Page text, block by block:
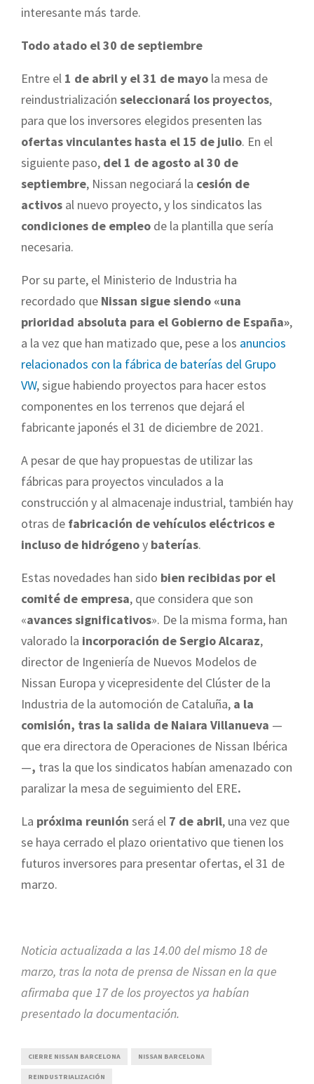
interesante más tarde.
Todo atado el 30 de septiembre
Entre el 1 de abril y el 31 de mayo la mesa de
reindustrialización seleccionará los proyectos,
para que los inversores elegidos presenten las
ofertas vinculantes hasta el 15 de julio. En el
siguiente paso, del 1 de agosto al 30 de
septiembre, Nissan negociará la cesión de
activos al nuevo proyecto, y los sindicatos las
condiciones de empleo de la plantilla que sería
necesaria.
Por su parte, el Ministerio de Industria ha
recordado que Nissan sigue siendo «una
prioridad absoluta para el Gobierno de España»,
a la vez que han matizado que, pese a los anuncios
relacionados con la fábrica de baterías del Grupo
VW, sigue habiendo proyectos para hacer estos
componentes en los terrenos que dejará el
fabricante japonés el 31 de diciembre de 2021.
A pesar de que hay propuestas de utilizar las
fábricas para proyectos vinculados a la
construcción y al almacenaje industrial, también hay
otras de fabricación de vehículos eléctricos e
incluso de hidrógenoy baterías.
Estas novedades han sido bien recibidas por el
comité de empresa, que considera que son
«avances significativos». De la misma forma, han
valorado la incorporación de Sergio Alcaraz,
director de Ingeniería de Nuevos Modelos de
Nissan Europa y vicepresidente del Clúster de la
Industria de la automoción de Cataluña, a la
comisión, tras la salida de Naiara Villanueva —
que era directora de Operaciones de Nissan Ibérica
—, tras la que los sindicatos habían amenazado con
paralizar la mesa de seguimiento del ERE.
La próxima reunión será el 7 de abril, una vez que
se haya cerrado el plazo orientativo que tienen los
futuros inversores para presentar ofertas, el 31 de
marzo.
Noticia actualizada a las 14.00 del mismo 18 de
marzo, tras la nota de prensa de Nissan en la que
afirmaba que 17 de los proyectos ya habían
presentado la documentación.
CIERRE NISSAN BARCELONA NISSAN BARCELONA
REINDUSTRIALIZACIÓN